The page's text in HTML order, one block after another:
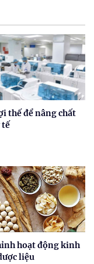
thế để nâng chất
tế
hoạt động kinh
liệu